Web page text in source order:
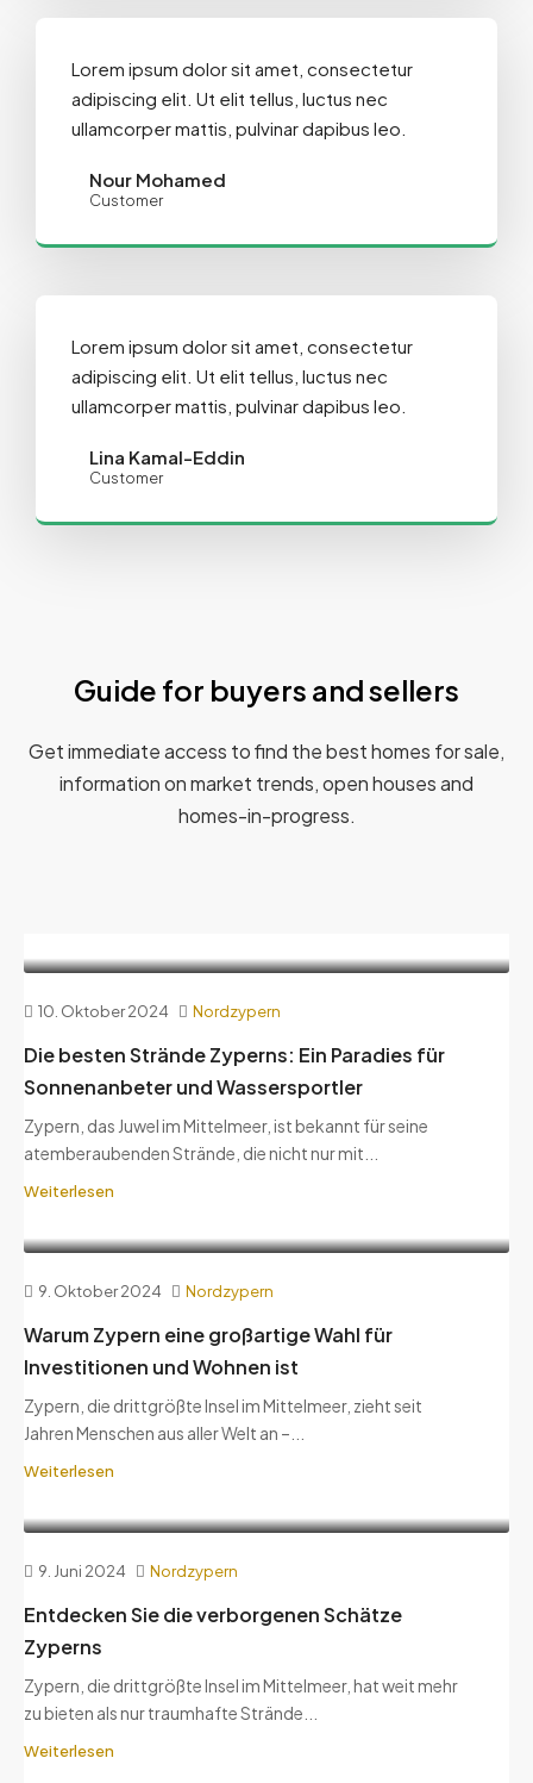
Lorem ipsum dolor sit amet, consectetur
adipiscing elit. Ut elit tellus, luctus nec
ullamcorper mattis, pulvinar dapibus leo.
Nour Mohamed
Customer
Lorem ipsum dolor sit amet, consectetur
adipiscing elit. Ut elit tellus, luctus nec
ullamcorper mattis, pulvinar dapibus leo.
Lina Kamal-Eddin
Customer
Guide for buyers and sellers
Get immediate access to find the best homes for sale,
information on market trends, open houses and
homes-in-progress.
10. Oktober 2024 Nordzypern
Die besten Strände Zyperns: Ein Paradies für
Sonnenanbeter und Wassersportler
Zypern, das Juwel im Mittelmeer, ist bekannt für seine
atemberaubenden Strände, die nicht nur mit...
Weiterlesen
9. Oktober 2024 Nordzypern
Warum Zypern eine großartige Wahl für
Investitionen und Wohnen ist
Zypern, die drittgrößte Insel im Mittelmeer, zieht seit
Jahren Menschen aus aller Welt an –...
Weiterlesen
9. Juni 2024 Nordzypern
Entdecken Sie die verborgenen Schätze
Zyperns
Zypern, die drittgrößte Insel im Mittelmeer, hat weit mehr
zu bieten als nur traumhafte Strände...
Weiterlesen